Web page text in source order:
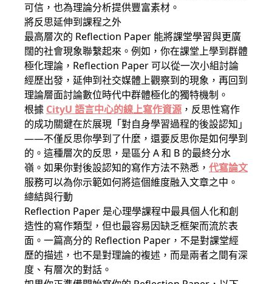
可信，也為理論分析提供豐富素材。
將反思延伸到課程之外
最高層次的 Reflection Paper 能將課堂學習與更廣
闊的社會現象聯繫起來。例如，你在課堂上學到群體
極化理論，Reflection Paper 可以從一次小組討論
經歷出發，延伸到社交媒體上觀察到的現象，再回到
理論層面討論數位時代中群體極化的獨特機制。
根據 CityU 語言中心的線上寫作資源 ，反思性寫作
的成功關鍵在於展現「對自身學習過程的後設認知」
——不僅反思你學到了什麼，還要反思你是如何學到
的。這種層次的反思，是區分 A 和 B 的最終分水
嶺。如果你對後設認知的寫作方法不熟悉， 代寫論文
服務可以為你示範如何將這個維度融入文章之中。
總結與行動
Reflection Paper 是心理學課程中最具個人化和創
造性的寫作類型，但也最容易因缺乏框架而流於表
面。一篇高分的 Reflection Paper，不是對課堂經
歷的描述，也不是對理論的複述，而是兩者之間有深
度、有層次的對話。